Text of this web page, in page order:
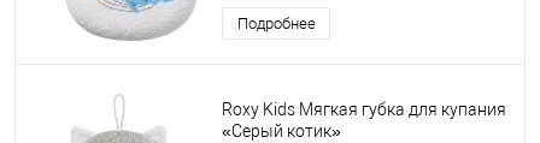
Подробнее
Roxy Kids Мягкая губка для купания
«Серый котик»